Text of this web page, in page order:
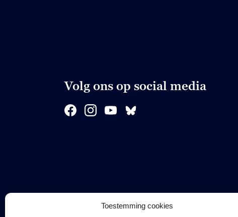
Toestemming cookies
Volg ons op social media